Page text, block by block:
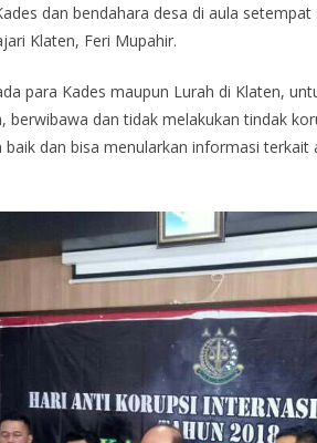
dan bendahara desa di aula
Klaten, Feri Mupahir.
para Kades maupun Lurah di Klaten,
berwibawa dan tidak melakukan tindak
baik dan bisa menularkan informasi